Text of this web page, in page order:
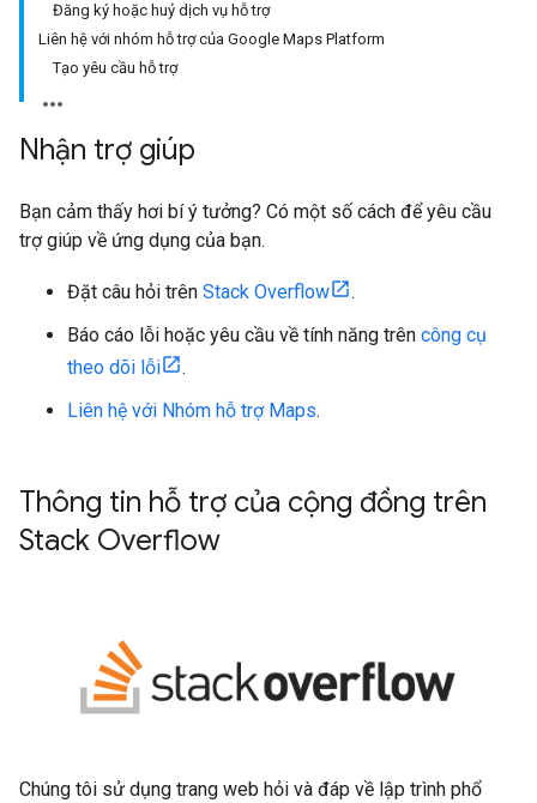
Đăng ký hoặc huỷ dịch vụ hỗ trợ
Liên hệ với nhóm hỗ trợ của Google Maps Platform
Tạo yêu cầu hỗ trợ
Nhận trợ giúp
Bạn cảm thấy hơi bí ý tưởng? Có một số cách để yêu cầu
trợ giúp về ứng dụng của bạn.
Đặt câu hỏi trên Stack Overflow
.
Báo cáo lỗi hoặc yêu cầu về tính năng trên công cụ
theo dõi lỗi
.
Liên hệ với Nhóm hỗ trợ Maps.
Thông tin hỗ trợ của cộng đồng trên
Stack Overflow
Chúng tôi sử dụng trang web hỏi và đáp về lập trình phổ